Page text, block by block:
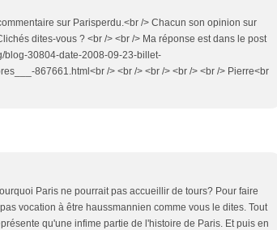
sur Parisperdu.<br /> Chacun son opinion sur
dites-vous ? <br /> <br /> Ma réponse est dans le post
blog-30804-date-2008-09-23-billet-
867661.html<br /> <br /> <br /> <br /> <br /> Pierre<br
Paris ne pourrait pas accueillir de tours? Pour faire
vocation à être haussmannien comme vous le dites. Tout
qu'une infime partie de l'histoire de Paris. Et puis en